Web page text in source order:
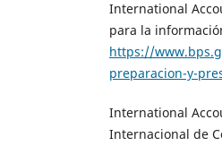
International
para la
https://
preparacion-y-
International
Internacional de